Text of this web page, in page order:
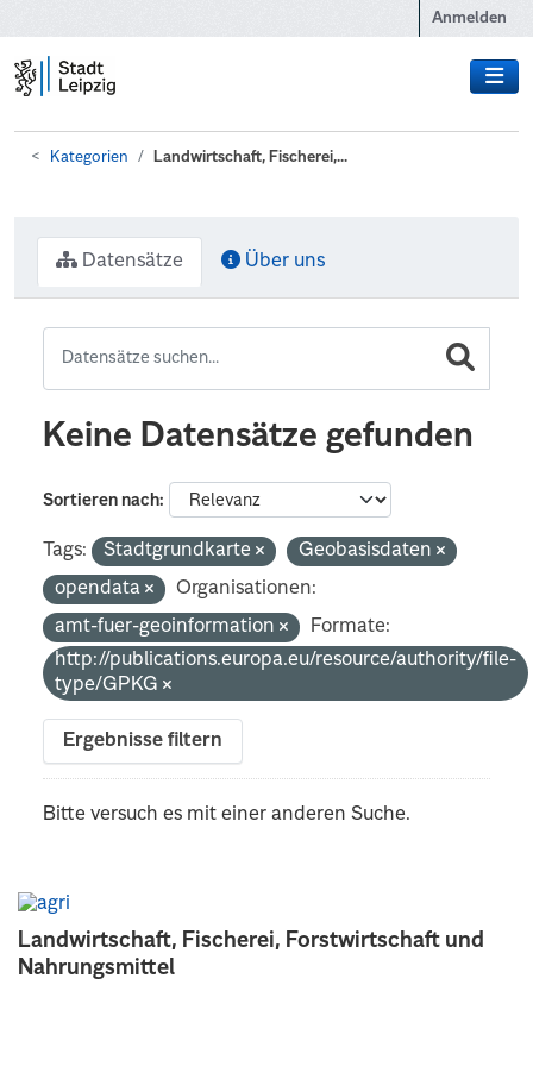
Anmelden
Kategorien Landwirtschaft, Fischerei,...
Landwirtschaft, Fischerei, Forstwirtschaft und
Nahrungsmittel
Datensätze Über uns
Keine Datensätze gefunden
Sortieren nach
Tags: Stadtgrundkarte
Geobasisdaten
opendata
Organisationen:
amt-fuer-geoinformation
Formate:
http://publications.europa.eu/resource/authority/file-
type/GPKG
Ergebnisse filtern
Bitte versuch es mit einer anderen Suche.